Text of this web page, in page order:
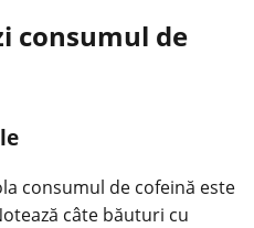
consumul de
consumul de cofeină este
câte băuturi cu